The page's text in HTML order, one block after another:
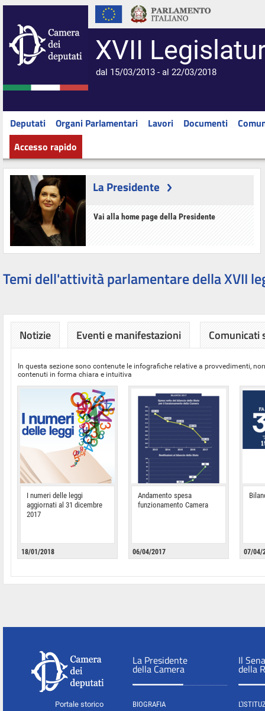
XVII
dal 15/03/2013 - al 22/03/2018
Deputati Organi Parlamentari Lavori Documenti
Accesso rapido
La Presidente
Vai alla home page della Presidente
Temi dell'attività parlamentare della XVII
Notizie Eventi e manifestazioni Comunicati
In questa sezione sono contenute le infografiche relative a provvedimenti,
contenuti in forma chiara e intuitiva
I numeri delle leggi
aggiornati al 31 dicembre
2017
18/01/2018
Andamento spesa
funzionamento Camera
06/04/2017 07/04/
Portale storico
La Presidente
della Camera
BIOGRAFIA
Il
della